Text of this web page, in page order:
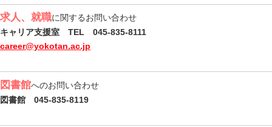
求人、就職に関するお問い合わせ
キャリア支援室 TEL 045-835-8111
career@yokotan.ac.jp
図書館へのお問い合わせ
図書館 045-835-8119